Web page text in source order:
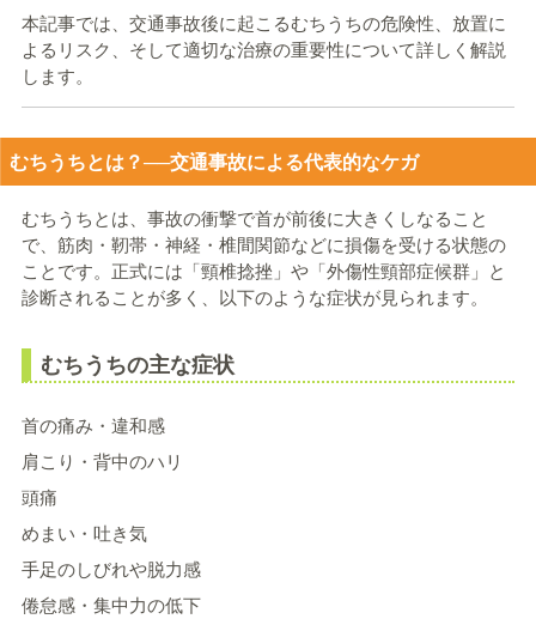
本記事では、交通事故後に起こるむちうちの危険性、放置に
よるリスク、そして適切な治療の重要性について詳しく解説
します。
むちうちとは？──交通事故による代表的なケガ
むちうちとは、事故の衝撃で首が前後に大きくしなること
で、筋肉・靭帯・神経・椎間関節などに損傷を受ける状態の
ことです。正式には「頸椎捻挫」や「外傷性頸部症候群」と
診断されることが多く、以下のような症状が見られます。
むちうちの主な症状
首の痛み・違和感
肩こり・背中のハリ
頭痛
めまい・吐き気
手足のしびれや脱力感
倦怠感・集中力の低下